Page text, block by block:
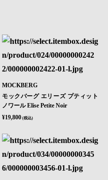
MOCKBERG
モックバーグ エリーズ プティット
ノワール Elise Petite Noir
¥19,800 (税込)